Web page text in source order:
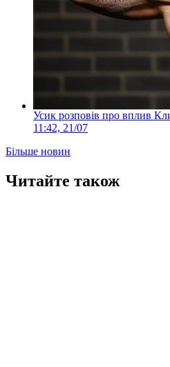
Усик розповів про вплив
11:42, 21/07
Більше новин
Читайте також